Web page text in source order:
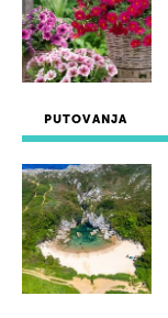
PUTOVANJA